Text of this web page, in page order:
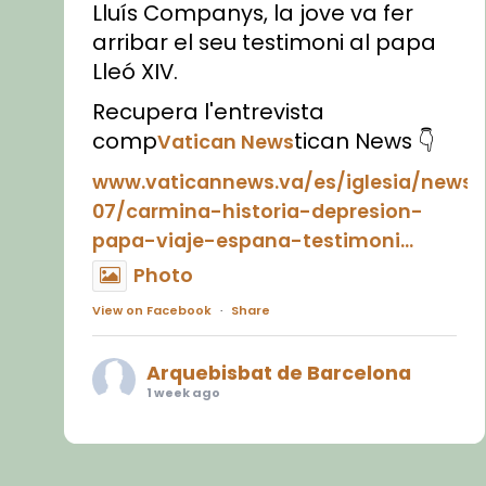
Lluís Companys, la jove va fer
arribar el seu testimoni al papa
Lleó XIV.
Recupera l'entrevista
compVatican Newstican News 👇
www.vaticannews.va/es/iglesia/news/
07/carmina-historia-depresion-
papa-viaje-espana-testimoni...
Photo
View on Facebook · Share
Arquebisbat de Barcelona
1 week ago